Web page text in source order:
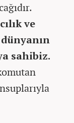
ve
sahibiz.